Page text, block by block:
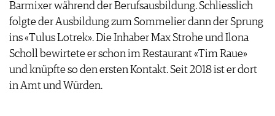
Barmixer während der Berufsausbildung. Schliesslich
folgte der Ausbildung zum Sommelier dann der Sprung
ins «Tulus Lotrek». Die Inhaber Max Strohe und Ilona
Scholl bewirtete er schon im Restaurant «Tim Raue»
und knüpfte so den ersten Kontakt. Seit 2018 ist er dort
in Amt und Würden.